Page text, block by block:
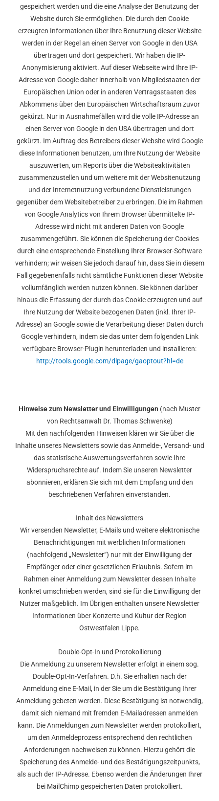
gespeichert werden und die eine Analyse der Benutzung der
Website durch Sie ermöglichen. Die durch den Cookie
erzeugten Informationen über Ihre Benutzung dieser Website
werden in der Regel an einen Server von Google in den USA
übertragen und dort gespeichert. Wir haben die IP-
Anonymisierung aktiviert. Auf dieser Webseite wird Ihre IP-
Adresse von Google daher innerhalb von Mitgliedstaaten der
Europäischen Union oder in anderen Vertragsstaaten des
Abkommens über den Europäischen Wirtschaftsraum zuvor
gekürzt. Nur in Ausnahmefällen wird die volle IP-Adresse an
einen Server von Google in den USA übertragen und dort
gekürzt. Im Auftrag des Betreibers dieser Website wird Google
diese Informationen benutzen, um Ihre Nutzung der Website
auszuwerten, um Reports über die Websiteaktivitäten
zusammenzustellen und um weitere mit der Websitenutzung
und der Internetnutzung verbundene Dienstleistungen
gegenüber dem Websitebetreiber zu erbringen. Die im Rahmen
von Google Analytics von Ihrem Browser übermittelte IP-
Adresse wird nicht mit anderen Daten von Google
zusammengeführt. Sie können die Speicherung der Cookies
durch eine entsprechende Einstellung Ihrer Browser-Software
verhindern; wir weisen Sie jedoch darauf hin, dass Sie in diesem
Fall gegebenenfalls nicht sämtliche Funktionen dieser Website
vollumfänglich werden nutzen können. Sie können darüber
hinaus die Erfassung der durch das Cookie erzeugten und auf
Ihre Nutzung der Website bezogenen Daten (inkl. Ihrer IP-
Adresse) an Google sowie die Verarbeitung dieser Daten durch
Google verhindern, indem sie das unter dem folgenden Link
verfügbare Browser-Plugin herunterladen und installieren:
http://tools.google.com/dlpage/gaoptout?hl=de
Hinweise zum Newsletter und Einwilligungen (nach Muster
von Rechtsanwalt Dr. Thomas Schwenke)
Mit den nachfolgenden Hinweisen klären wir Sie über die
Inhalte unseres Newsletters sowie das Anmelde-, Versand- und
das statistische Auswertungsverfahren sowie Ihre
Widerspruchsrechte auf. Indem Sie unseren Newsletter
abonnieren, erklären Sie sich mit dem Empfang und den
beschriebenen Verfahren einverstanden.
Inhalt des Newsletters
Wir versenden Newsletter, E-Mails und weitere elektronische
Benachrichtigungen mit werblichen Informationen
(nachfolgend „Newsletter“) nur mit der Einwilligung der
Empfänger oder einer gesetzlichen Erlaubnis. Sofern im
Rahmen einer Anmeldung zum Newsletter dessen Inhalte
konkret umschrieben werden, sind sie für die Einwilligung der
Nutzer maßgeblich. Im Übrigen enthalten unsere Newsletter
Informationen über Konzerte und Kultur der Region
Ostwestfalen Lippe.
Double-Opt-In und Protokollierung
Die Anmeldung zu unserem Newsletter erfolgt in einem sog.
Double-Opt-In-Verfahren. D.h. Sie erhalten nach der
Anmeldung eine E-Mail, in der Sie um die Bestätigung Ihrer
Anmeldung gebeten werden. Diese Bestätigung ist notwendig,
damit sich niemand mit fremden E-Mailadressen anmelden
kann. Die Anmeldungen zum Newsletter werden protokolliert,
um den Anmeldeprozess entsprechend den rechtlichen
Anforderungen nachweisen zu können. Hierzu gehört die
Speicherung des Anmelde- und des Bestätigungszeitpunkts,
als auch der IP-Adresse. Ebenso werden die Änderungen Ihrer
bei MailChimp gespeicherten Daten protokolliert.